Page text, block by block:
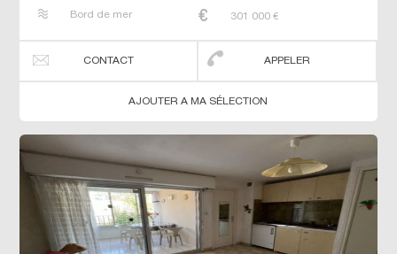
Bord de mer 301 000 €
CONTACT APPELER
AJOUTER A MA SÉLECTION